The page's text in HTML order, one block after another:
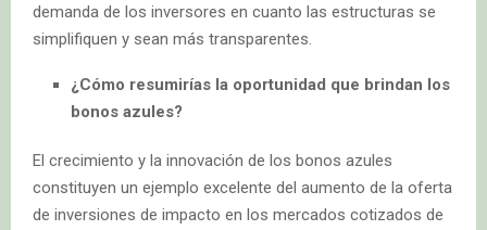
demanda de los inversores en cuanto las estructuras se
simplifiquen y sean más transparentes.
¿Cómo resumirías la oportunidad que brindan los
bonos azules?
El crecimiento y la innovación de los bonos azules
constituyen un ejemplo excelente del aumento de la oferta
de inversiones de impacto en los mercados cotizados de